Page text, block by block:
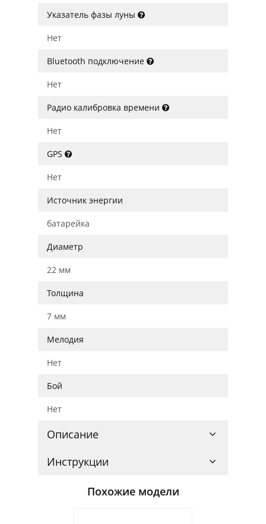
Указатель фазы луны
Нет
Bluetooth подключение
Нет
Радио калибровка времени
Нет
GPS
Нет
Источник энергии
батарейка
Диаметр
22 мм
Толщина
7 мм
Мелодия
Нет
Бой
Нет
Описание
Инструкции
Похожие модели